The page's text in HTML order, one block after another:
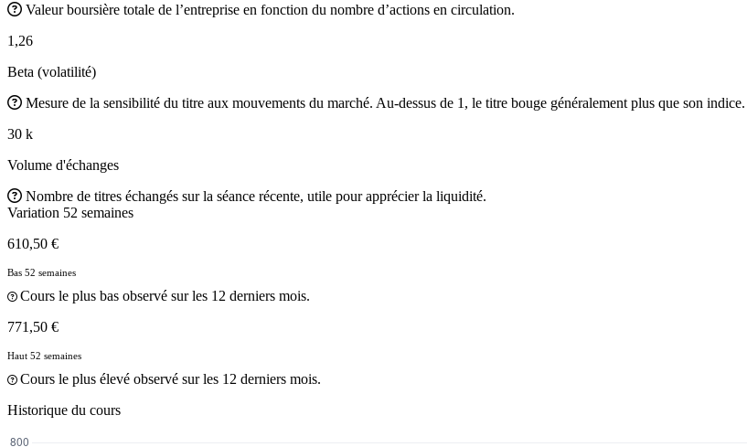
Valeur boursière totale de l’entreprise en fonction du nombre d’actions en circulation.
1,26
Beta (volatilité)
Mesure de la sensibilité du titre aux mouvements du marché. Au-dessus de 1, le titre bouge généralement plus que son indice.
30 k
Volume d'échanges
Nombre de titres échangés sur la séance récente, utile pour apprécier la liquidité.
Variation 52 semaines
610,50 €
Bas 52 semaines
Cours le plus bas observé sur les 12 derniers mois.
771,50 €
Haut 52 semaines
Cours le plus élevé observé sur les 12 derniers mois.
Historique du cours